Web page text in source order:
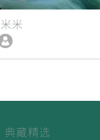
米米
典藏精选